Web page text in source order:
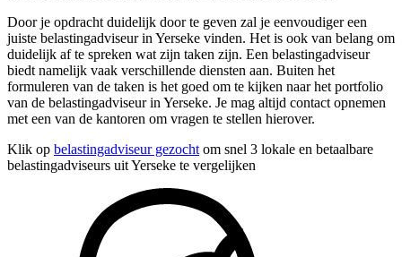
Door je opdracht duidelijk door te geven zal je eenvoudiger een
juiste belastingadviseur in Yerseke vinden. Het is ook van belang om
duidelijk af te spreken wat zijn taken zijn. Een belastingadviseur
biedt namelijk vaak verschillende diensten aan. Buiten het
formuleren van de taken is het goed om te kijken naar het portfolio
van de belastingadviseur in Yerseke. Je mag altijd contact opnemen
met een van de kantoren om vragen te stellen hierover.
Klik op belastingadviseur gezocht om snel 3 lokale en betaalbare
belastingadviseurs uit Yerseke te vergelijken